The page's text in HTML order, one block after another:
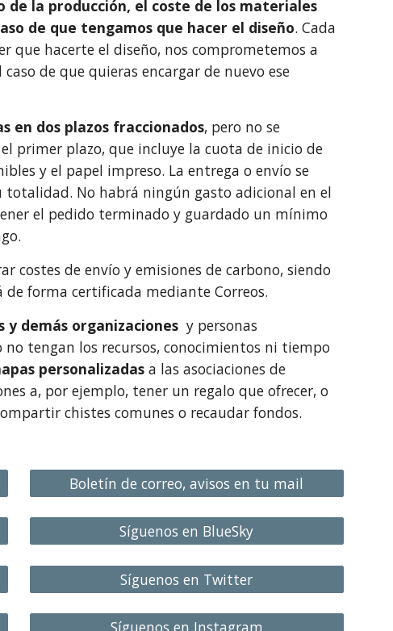
la producción, el coste de los materiales
de que tengamos que hacer el diseño. Cada
que hacerte el diseño, nos comprometemos a
de que quieras encargar de nuevo ese
en dos plazos fraccionados, pero no se
primer plazo, que incluye la cuota de inicio de
y el papel impreso. La entrega o envío se
totalidad. No habrá ningún gasto adicional en el
el pedido terminado y guardado un mínimo
costes de envío y emisiones de carbono, siendo
forma certificada mediante Correos.
y demás organizaciones y personas
tengan los recursos, conocimientos ni tiempo
personalizadas a las asociaciones de
a, por ejemplo, tener un regalo que ofrecer, o
chistes comunes o recaudar fondos.
Boletín de correo, avisos en tu mail
Síguenos en BlueSky
Síguenos en Twitter